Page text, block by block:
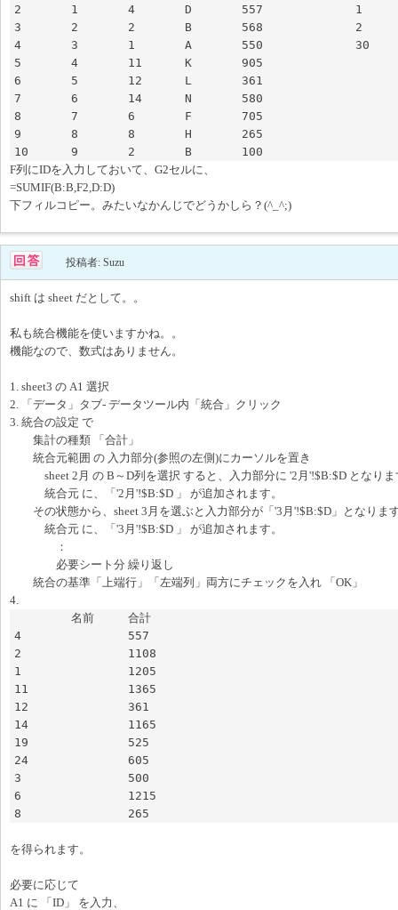
2	1	4	D	557		1	550
3	2	2	B	568		2	668
4	3	1	A	550		30	0
5	4	11	K	905
6	5	12	L	361
7	6	14	N	580
8	7	6	F	705
9	8	8	H	265
F列にIDを入力しておいて、G2セルに、
=SUMIF(B:B,F2,D:D)
下フィルコピー。みたいなかんじでどうかしら？(^_^;)
投稿者: Suzu
shift は sheet だとして。。
私も統合機能を使いますかね。。
機能なので、数式はありません。
1. sheet3 の A1 選択
2. 「データ」タブ- データツール内「統合」クリック
3. 統合の設定 で
集計の種類 「合計」
統合元範囲 の 入力部分(参照の左側)にカーソルを置き
sheet 2月 の B～D列を選択 すると、入力部分に '2月'!$B:$D となりま
統合元 に、「'2月'!$B:$D 」 が追加されます。
その状態から、sheet 3月を選ぶと入力部分が「'3月'!$B:$D」となりま
統合元 に、「'3月'!$B:$D 」 が追加されます。
：
必要シート分 繰り返し
統合の基準「上端行」「左端列」両方にチェックを入れ 「OK」
4.
4		557
2		1108
1		1205
11		1365
12		361
14		1165
19		525
24		605
3		500
6		1215
8		265
を得られます。
必要に応じて
A1 に 「ID」 を入力、